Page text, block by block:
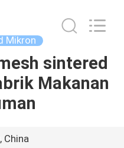
Mikron
sintered
Makanan
China